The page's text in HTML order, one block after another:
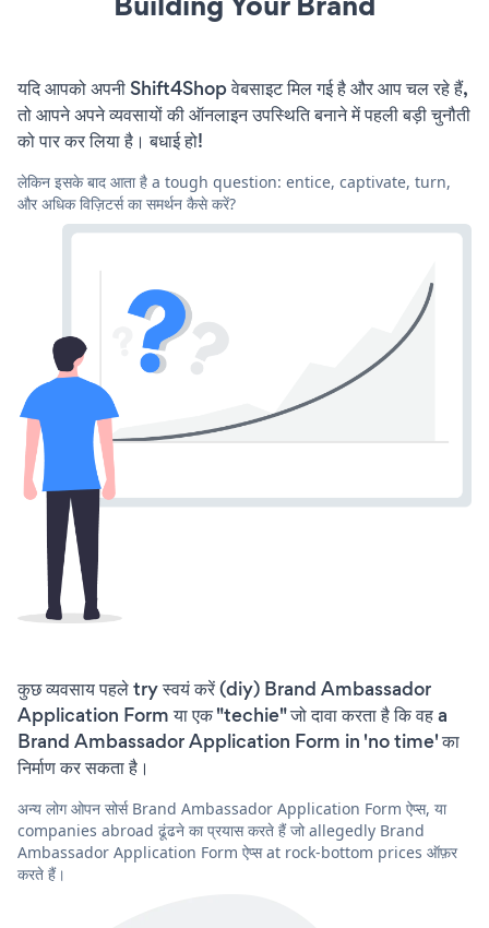
यदि आपको अपनी Shift4Shop वेबसाइट मिल गई है और आप चल रहे हैं,
तो आपने अपने व्यवसायों की ऑनलाइन उपस्थिति बनाने में पहली बड़ी चुनौती
को पार कर लिया है। बधाई हो!
लेकिन इसके बाद आता है a tough question: entice, captivate, turn,
और अधिक विज़िटर्स का समर्थन कैसे करें?
कुछ व्यवसाय पहले try स्वयं करें (diy) Brand Ambassador
Application Form या एक "techie" जो दावा करता है कि वह a
Brand Ambassador Application Form in 'no time' का
निर्माण कर सकता है।
अन्य लोग ओपन सोर्स Brand Ambassador Application Form ऐप्स, या
companies abroad ढूंढने का प्रयास करते हैं जो allegedly Brand
Ambassador Application Form ऐप्स at rock-bottom prices ऑफ़र
करते हैं।